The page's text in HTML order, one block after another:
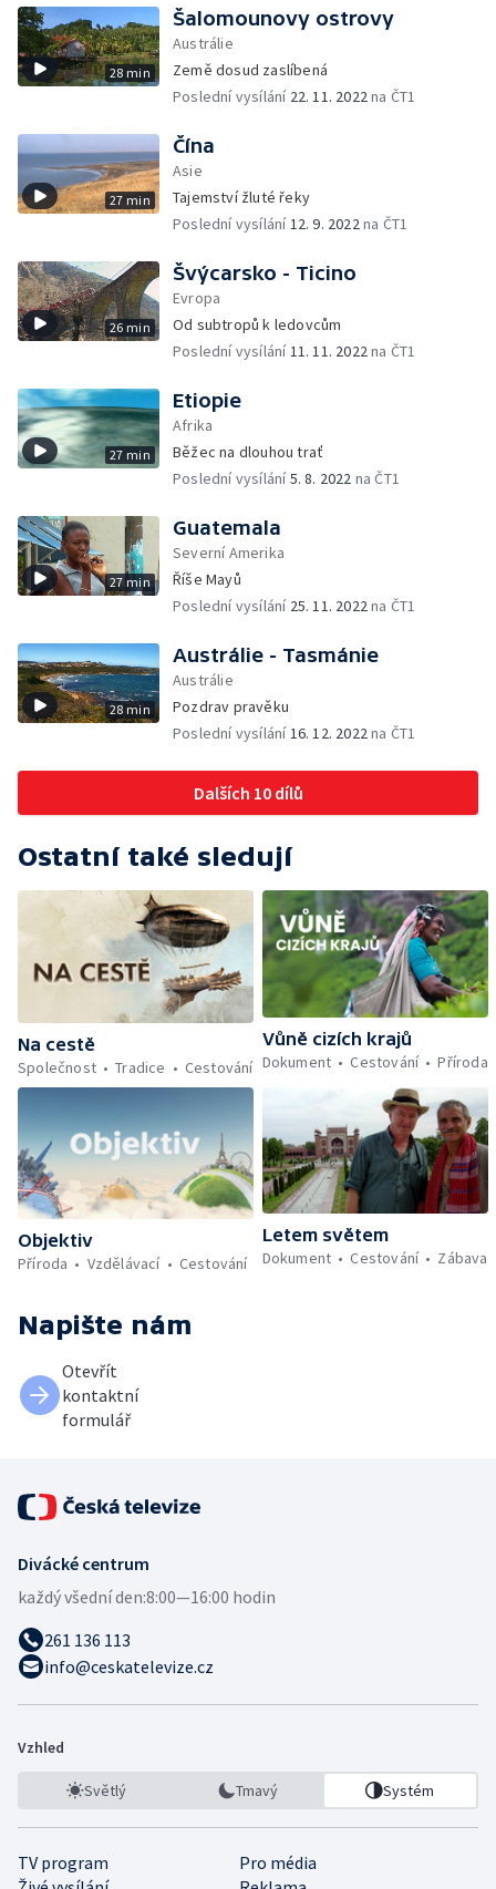
28 min
Šalomounovy ostrovy
Austrálie
Země dosud zaslíbená
Poslední vysílání 22. 11. 2022na ČT1
27 min
Čína
Asie
Tajemství žluté řeky
Poslední vysílání12. 9. 2022na ČT1
26 min
Švýcarsko - Ticino
Evropa
Od subtropů k ledovcům
Poslední vysílání11. 11. 2022na ČT1
27 min
Etiopie
Afrika
Běžec na dlouhou trať
Poslední vysílání5. 8. 2022 na ČT1
27 min
Guatemala
Severní Amerika
Říše Mayů
Poslední vysílání 25. 11. 2022na ČT1
28 min
Austrálie - Tasmánie
Austrálie
Pozdrav pravěku
Poslední vysílání16. 12. 2022na ČT1
Dalších 10 dílů
Ostatní také sledují
Na cestě
Společnost
Tradice Cestování
Vůně cizích krajů
Dokument
Cestování Příroda
Objektiv
Příroda
Vzdělávací Cestování
Letem světem
Dokument
Cestování Zábava
Napište nám
Otevřít
kontaktní
formulář
Divácké centrum
každý všední den:8:00—16:00 hodin
261 136 113
info@ceskatelevize.cz
Vzhled
Světlý Tmavý Systém
TV program
Pro média